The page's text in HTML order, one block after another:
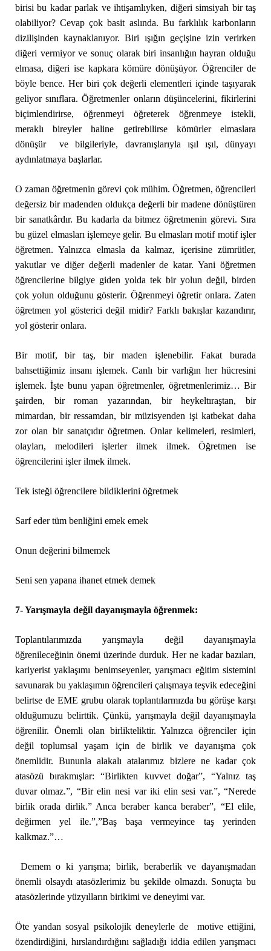
birisi bu kadar parlak ve ihtişamlıyken, diğeri simsiyah bir taş
olabiliyor? Cevap çok basit aslında. Bu farklılık karbonların
dizilişinden kaynaklanıyor. Biri ışığın geçişine izin verirken
diğeri vermiyor ve sonuç olarak biri insanlığın hayran olduğu
elmasa, diğeri ise kapkara kömüre dönüşüyor. Öğrenciler de
böyle bence. Her biri çok değerli elementleri içinde taşıyarak
geliyor sınıflara. Öğretmenler onların düşüncelerini, fikirlerini
biçimlendirirse, öğrenmeyi öğreterek öğrenmeye istekli,
meraklı bireyler haline getirebilirse kömürler elmaslara
dönüşür ve bilgileriyle, davranışlarıyla ışıl ışıl, dünyayı
aydınlatmaya başlarlar.
O zaman öğretmenin görevi çok mühim. Öğretmen, öğrencileri
değersiz bir madenden oldukça değerli bir madene dönüştüren
bir sanatkârdır. Bu kadarla da bitmez öğretmenin görevi. Sıra
bu güzel elmasları işlemeye gelir. Bu elmasları motif motif işler
öğretmen. Yalnızca elmasla da kalmaz, içerisine zümrütler,
yakutlar ve diğer değerli madenler de katar. Yani öğretmen
öğrencilerine bilgiye giden yolda tek bir yolun değil, birden
çok yolun olduğunu gösterir. Öğrenmeyi öğretir onlara. Zaten
öğretmen yol gösterici değil midir? Farklı bakışlar kazandırır,
yol gösterir onlara.
Bir motif, bir taş, bir maden işlenebilir. Fakat burada
bahsettiğimiz insanı işlemek. Canlı bir varlığın her hücresini
işlemek. İşte bunu yapan öğretmenler, öğretmenlerimiz… Bir
şairden, bir roman yazarından, bir heykeltıraştan, bir
mimardan, bir ressamdan, bir müzisyenden işi katbekat daha
zor olan bir sanatçıdır öğretmen. Onlar kelimeleri, resimleri,
olayları, melodileri işlerler ilmek ilmek. Öğretmen ise
öğrencilerini işler ilmek ilmek.
Tek isteği öğrencilere bildiklerini öğretmek
Sarf eder tüm benliğini emek emek
Onun değerini bilmemek
Seni sen yapana ihanet etmek demek
7- Yarışmayla değil dayanışmayla öğrenmek:
Toplantılarımızda yarışmayla değil dayanışmayla
öğrenileceğinin önemi üzerinde durduk. Her ne kadar bazıları,
kariyerist yaklaşımı benimseyenler, yarışmacı eğitim sistemini
savunarak bu yaklaşımın öğrencileri çalışmaya teşvik edeceğini
belirtse de EME grubu olarak toplantılarmızda bu görüşe karşı
olduğumuzu belirttik. Çünkü, yarışmayla değil dayanışmayla
öğrenilir. Önemli olan birlikteliktir. Yalnızca öğrenciler için
değil toplumsal yaşam için de birlik ve dayanışma çok
önemlidir. Bununla alakalı atalarımız bizlere ne kadar çok
atasözü bırakmışlar: “Birlikten kuvvet doğar”, “Yalnız taş
duvar olmaz.”, “Bir elin nesi var iki elin sesi var.”, “Nerede
birlik orada dirlik.” Anca beraber kanca beraber”, “El elile,
değirmen yel ile.”,”Baş başa vermeyince taş yerinden
kalkmaz.”…
Demem o ki yarışma; birlik, beraberlik ve dayanışmadan
önemli olsaydı atasözlerimiz bu şekilde olmazdı. Sonuçta bu
atasözlerinde yüzyılların birikimi ve deneyimi var.
Öte yandan sosyal psikolojik deneylerle de motive ettiğini,
özendirdiğini, hırslandırdığını sağladığı iddia edilen yarışmacı